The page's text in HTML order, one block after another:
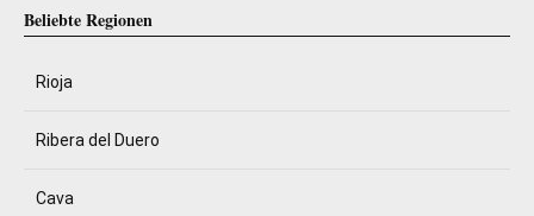
Beliebte Regionen
Rioja
Ribera del Duero
Cava